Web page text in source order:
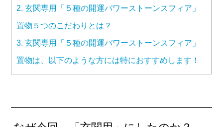
2. 玄関専用「５種の開運パワーストーンスフィア」
置物５つのこだわりとは？
3. 玄関専用「５種の開運パワーストーンスフィア」
置物は、以下のような方には特におすすめします！